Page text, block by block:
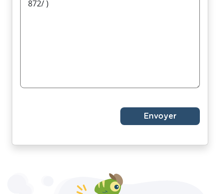
Envoyer